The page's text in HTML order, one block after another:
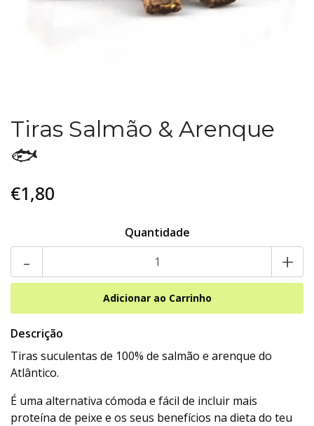
Tiras Salmão & Arenque
🐟
€1,80
Quantidade
- +
Descrição
Tiras suculentas de 100% de salmão e arenque do
Atlântico.
É uma alternativa cómoda e fácil de incluir mais
proteína de peixe e os seus benefícios na dieta do teu